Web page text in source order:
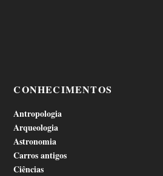
CONHECIMENTOS
Antropologia
Arqueologia
Astronomia
Carros antigos
Ciências